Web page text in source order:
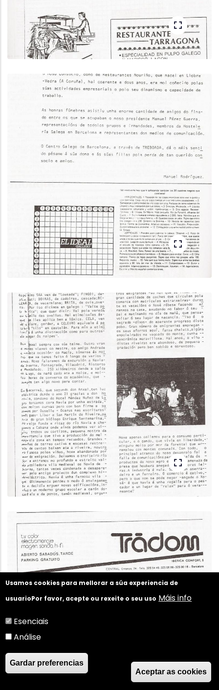
Usamos cookies para mellorar a súa experiencia de
usuarioPor favor, acepte ou rexeite o seu uso Máis info
Esenciais
Análise
Gardar preferencias
Aceptar as cookies